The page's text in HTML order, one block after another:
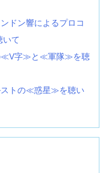
ドン響によるプロコ
いて
≪V字≫と≪軍隊≫を聴
ストの≪惑星≫を聴い